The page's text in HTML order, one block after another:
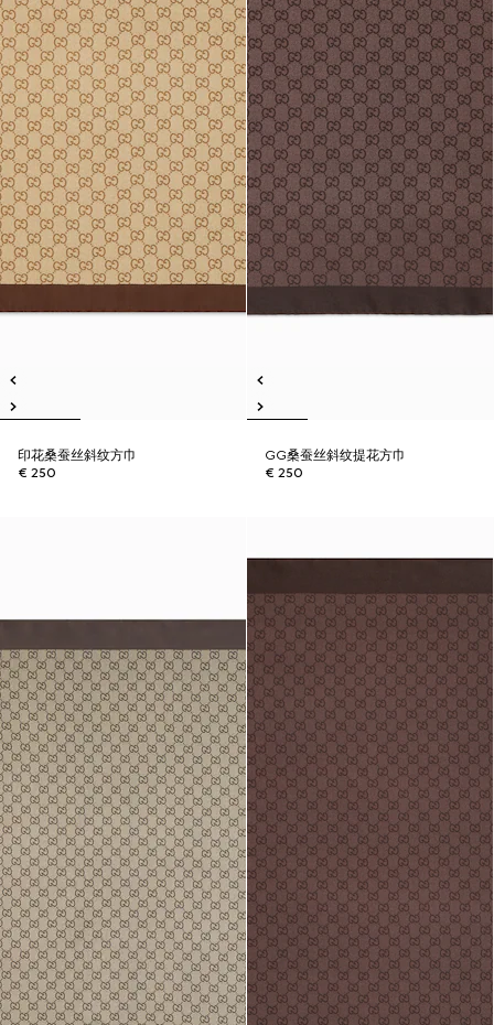
印花桑蚕丝斜纹方巾
€ 250
GG桑蚕丝斜纹提花方巾
€ 250